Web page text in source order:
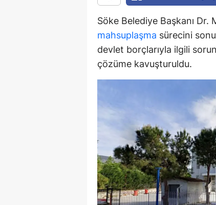
Söke Belediye Başkanı Dr.
mahsuplaşma sürecini
devlet borçlarıyla ilgili
çözüme kavuşturuldu.